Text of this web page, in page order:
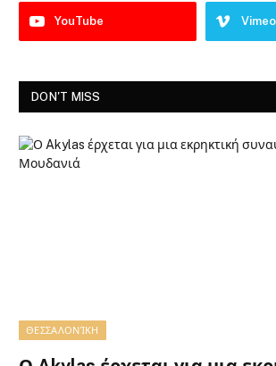
YouTube Vimeo
DON'T MISS
ΘΕΣΣΑΛΟΝΊΚΗ